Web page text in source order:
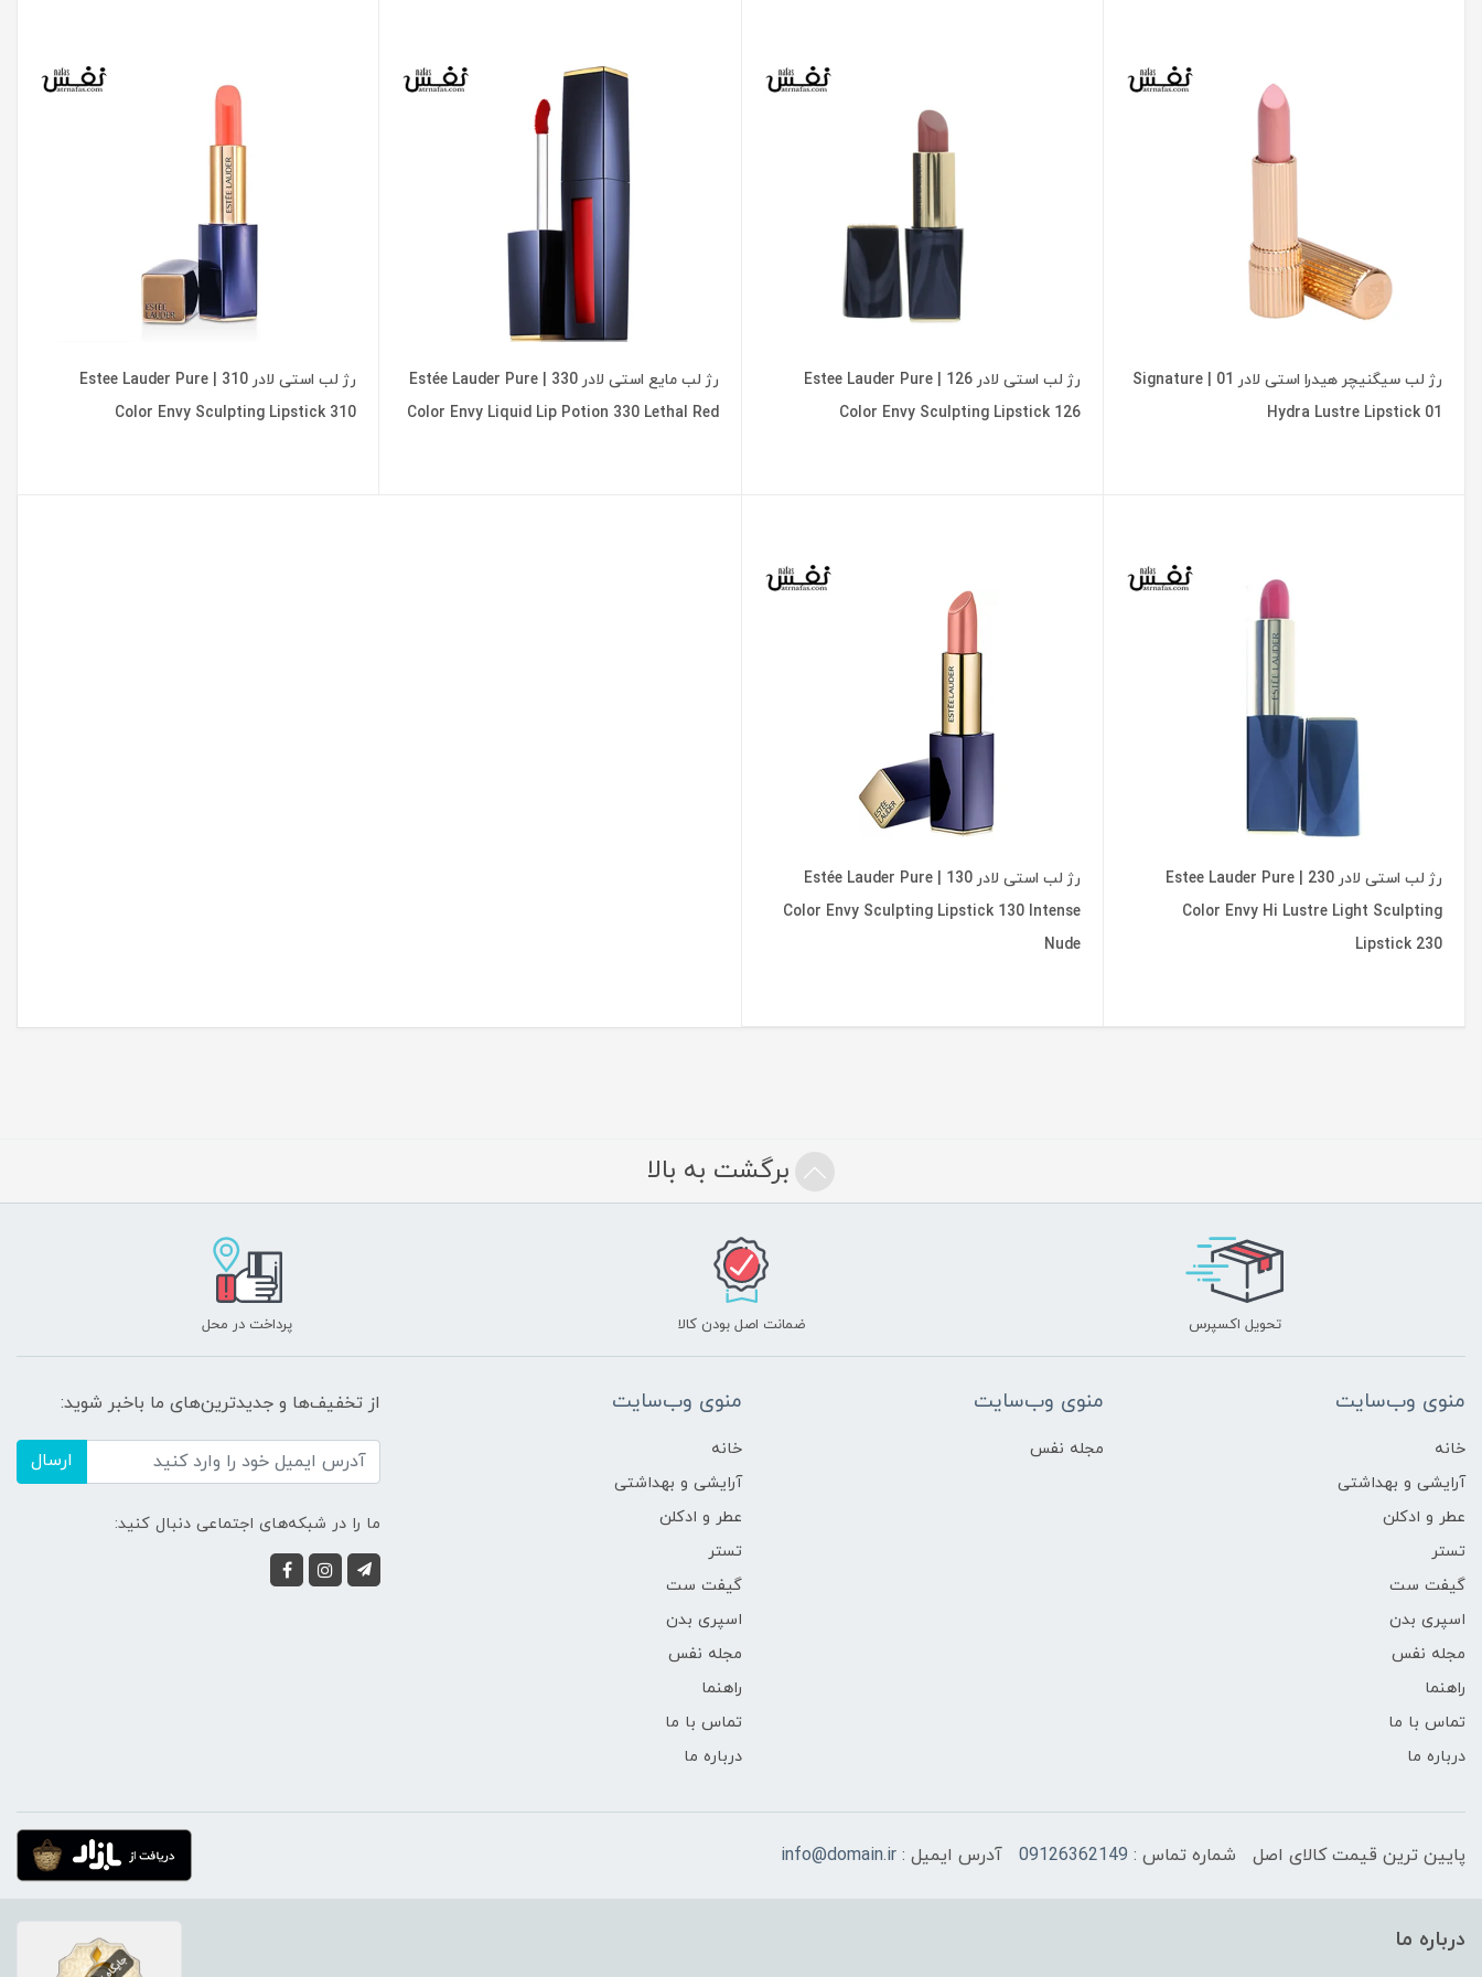
رژ لب سیگنیچر هیدرا استی لادر 01 | Signature
Hydra Lustre Lipstick 01
رژ لب استی لادر 126 | Estee Lauder Pure
Color Envy Sculpting Lipstick 126
رژ لب مایع استی لادر 330 | Estée Lauder Pure
Color Envy Liquid Lip Potion 330 Lethal Red
رژ لب استی لادر 310 | Estee Lauder Pure
Color Envy Sculpting Lipstick 310
رژ لب استی لادر 230 | Estee Lauder Pure
Color Envy Hi Lustre Light Sculpting
Lipstick 230
رژ لب استی لادر 130 | Estée Lauder Pure
Color Envy Sculpting Lipstick 130 Intense
Nude
برگشت به بالا
تحویل اکسپرس ضمانت اصل بودن کالا پرداخت در محل
منوی وب‌سایت
خانه
آرایشی و بهداشتی
عطر و ادکلن
تستر
گیفت ست
اسپری بدن
مجله نفس
راهنما
تماس با ما
درباره ما
منوی وب‌سایت
مجله نفس
منوی وب‌سایت
خانه
آرایشی و بهداشتی
عطر و ادکلن
تستر
گیفت ست
اسپری بدن
مجله نفس
راهنما
تماس با ما
درباره ما
از تخفیف‌ها و جدیدترین‌های ما باخبر شوید:
ارسال
ما را در شبکه‌های اجتماعی دنبال کنید:
پایین ترین قیمت کالای اصل شماره تماس : 09126362149 آدرس ایمیل : info@domain.ir
درباره ما